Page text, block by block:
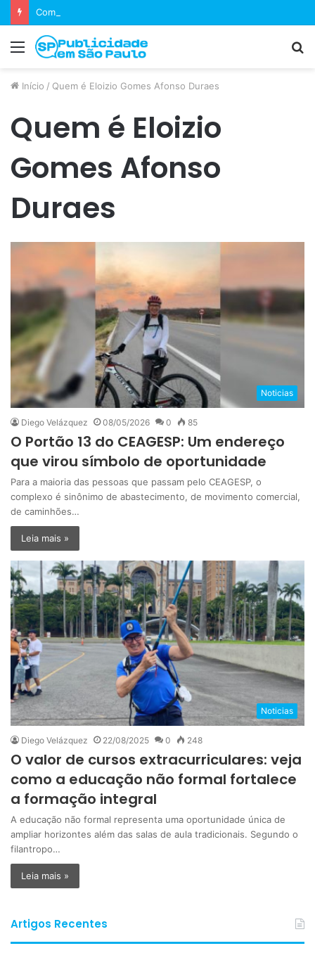
Menu
Início / Quem é Eloizio Gomes Afonso Duraes
Quem é Eloizio
Gomes Afonso
Duraes
Noticias
Diego Velázquez 08/05/2026 0 85
O Portão 13 do CEAGESP: Um endereço
que virou símbolo de oportunidade
Para a maioria das pessoas que passam pelo CEAGESP, o
complexo é sinônimo de abastecimento, de movimento comercial,
de caminhões…
Leia mais »
Noticias
Diego Velázquez 22/08/2025 0 248
O valor de cursos extracurriculares: veja
como a educação não formal fortalece
a formação integral
A educação não formal representa uma oportunidade única de
ampliar horizontes além das salas de aula tradicionais. Segundo o
filantropo…
Leia mais »
Artigos Recentes